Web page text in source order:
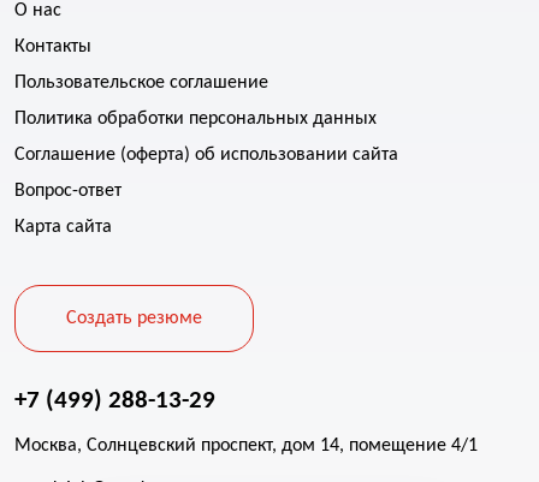
О нас
Контакты
Пользовательское соглашение
Политика обработки персональных данных
Соглашение (оферта) об использовании сайта
Вопрос-ответ
Карта сайта
Создать резюме
+7 (499) 288-13-29
Москва, Солнцевский проспект, дом 14, помещение 4/1